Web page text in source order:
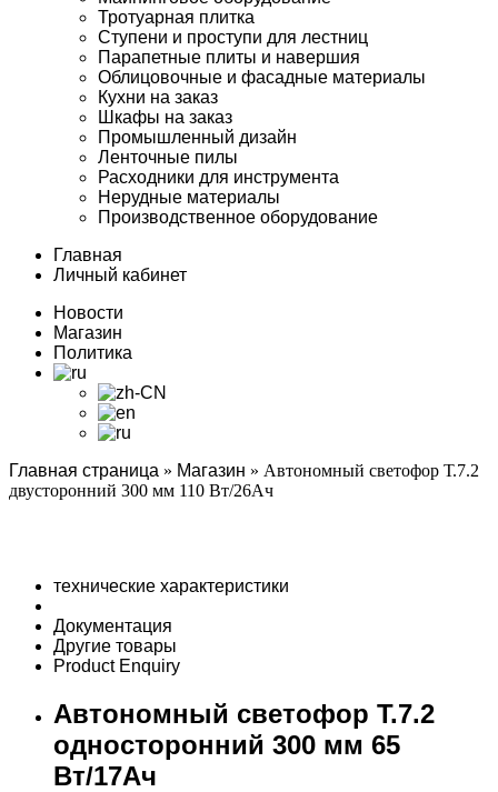
Тротуарная плитка
Ступени и проступи для лестниц
Парапетные плиты и навершия
Облицовочные и фасадные материалы
Кухни на заказ
Шкафы на заказ
Промышленный дизайн
Ленточные пилы
Расходники для инструмента
Нерудные материалы
Производственное оборудование
Главная
Личный кабинет
Новости
Магазин
Политика
Главная страница » Магазин » Автономный светофор Т.7.2
двусторонний 300 мм 110 Вт/26Ач
технические характеристики
Документация
Другие товары
Product Enquiry
Автономный светофор Т.7.2
односторонний 300 мм 65
Вт/17Ач